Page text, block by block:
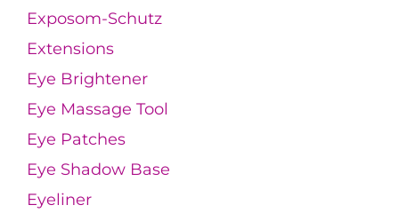
Exposom-Schutz
Extensions
Eye Brightener
Eye Massage Tool
Eye Patches
Eye Shadow Base
Eyeliner